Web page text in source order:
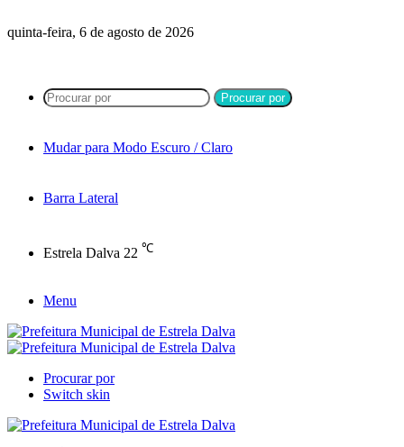
quinta-feira, 6 de agosto de 2026
Procurar por
Mudar para Modo Escuro / Claro
Barra Lateral
Estrela Dalva 22 ℃
Menu
Procurar por
Switch skin